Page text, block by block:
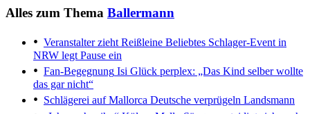
Alles zum Thema Ballermann
Veranstalter zieht Reißleine Beliebtes Schlager-Event in
NRW legt Pause ein
Fan-Begegnung Isi Glück perplex: „Das Kind selber wollte
das gar nicht“
Schlägerei auf Mallorca Deutsche verprügeln Landsmann